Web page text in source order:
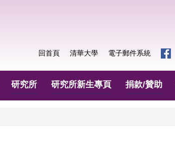
回首頁 清華大學 電子郵件系統
研究所 研究所新生專頁 捐款/贊助